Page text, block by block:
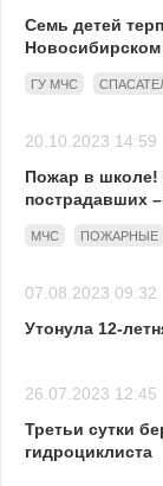
Семь детей
ГУ МЧС
20.10.2023 14:59
Пожар в школе!
пострадавших
МЧС ПОЖАРНЫЕ
07.08.2023 09:32
Утонула 12-
26.07.2023 12:45
Третьи сутки
гидроциклиста